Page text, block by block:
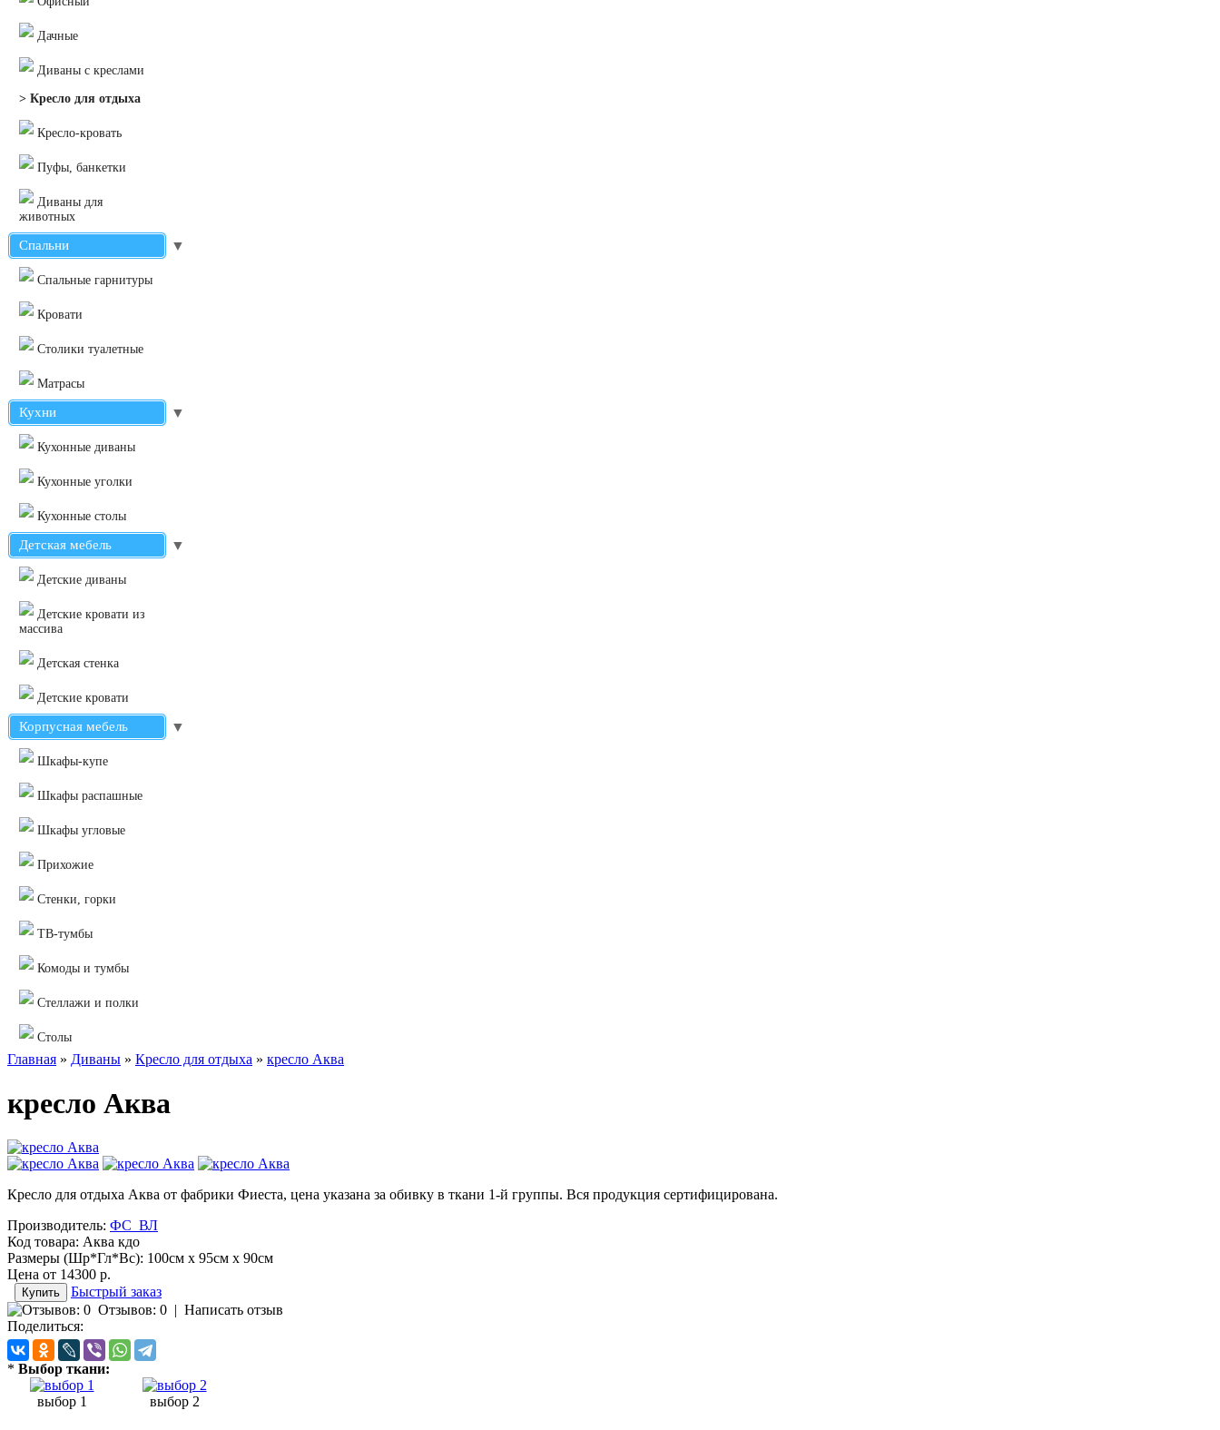
Дачные
Диваны с креслами
> Кресло для отдыха
Кресло-кровать
Пуфы, банкетки
Диваны для
животных
Спальни ▼
Cпальные гарнитуры
Кровати
Столики туалетные
Матрасы
Кухни ▼
Кухонные диваны
Кухонные уголки
Кухонные столы
Детская мебель ▼
Детские диваны
Детские кровати из
массива
Детская стенка
Детские кровати
Корпусная мебель ▼
Шкафы-купе
Шкафы распашные
Шкафы угловые
Прихожие
Стенки, горки
ТВ-тумбы
Комоды и тумбы
Стеллажи и полки
Столы
Главная » Диваны » Кресло для отдыха » кресло Аква
кресло Аква
Кресло для отдыха Аква от фабрики Фиеста, цена указана за обивку в ткани 1-й группы. Вся продукция сертифицирована.
Производитель: ФС_ВЛ
Код товара: Аква кдо
Размеры (Шр*Гл*Вс): 100см x 95см x 90см
Цена от 14300 р.
Быстрый заказ
Отзывов: 0 | Написать отзыв
Поделиться:
* Выбор ткани:
выбор 1 выбор 2